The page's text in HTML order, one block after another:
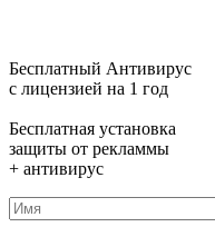
Бесплатный Антивирус
с лицензией на 1 год
Бесплатная установка
защиты от рекламмы
+ антивирус